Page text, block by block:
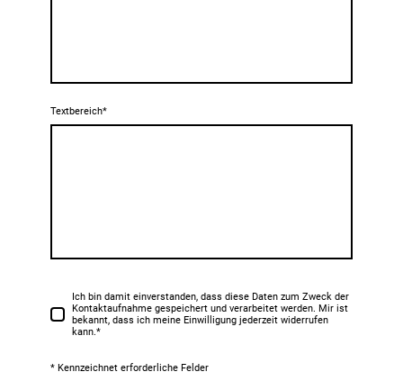
Textbereich*
Ich bin damit einverstanden, dass diese Daten zum Zweck der
Kontaktaufnahme gespeichert und verarbeitet werden. Mir ist
bekannt, dass ich meine Einwilligung jederzeit widerrufen
kann.*
* Kennzeichnet erforderliche Felder